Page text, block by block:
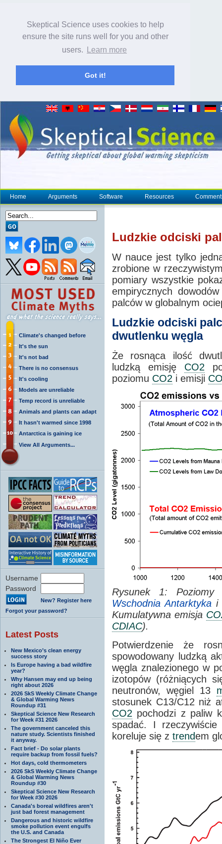
Skeptical Science uses cookies to help
ensure the site runs well for you and other
users.
Learn more
Got it!
Home Arguments Software Resources
Climate's changed before
It's the sun
It's not bad
There is no consensus
It's cooling
Models are unreliable
Temp record is unreliable
Animals and plants can adapt
It hasn't warmed since 1998
Antarctica is gaining ice
View All Arguments...
Username
Password
New? Register here
Forgot your password?
Latest Posts
New Mexico’s clean energy
success story
Is Europe having a bad wildfire
year?
Why Hansen may end up being
right about 2026
2026 SkS Weekly Climate Change
& Global Warming News
Roundup #31
Skeptical Science New Research
for Week #31 2026
The government canceled this
nature study. Scientists finished
it anyway.
Fact brief - Do solar plants
require backup from fossil fuels?
Hot days, cold thermometers
2026 SkS Weekly Climate Change
& Global Warming News
Roundup #30
Skeptical Science New Research
for Week #30 2026
Canada's boreal wildfires aren't
just bad forest management
Dangerous and historic wildfire
smoke pollution event engulfs
the U.S. and Canada
The Strongest El Niño Ever
Ludzkie odciski
W nauce jest tylko
zrobione w
pomiary wszystkie
empirycznych
palców w globalnym
Ludzkie odciski
dwutlenku węgla
Że rosnąca ilość
ludzką emisję CO2
poziomu CO2 i emisji
Rysunek 1:
Wschodnia Antarktyka i
Kumulatywna emisja
CDIAC).
Potwierdzenie że
spowodowany ludzką
węgla znalezionego w
izotopów (różniących
neutronów, węgiel 13
stosunek C13/C12 niż
CO2 pochodzi z paliw
spadać. I
koreluje się z trendem